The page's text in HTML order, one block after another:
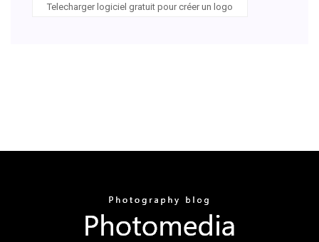
Telecharger logiciel gratuit pour créer un logo